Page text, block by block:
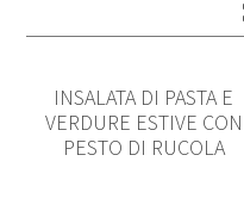
INSALATA DI PASTA E
VERDURE ESTIVE CON
PESTO DI RUCOLA